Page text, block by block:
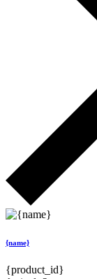
{name}
{product_id}